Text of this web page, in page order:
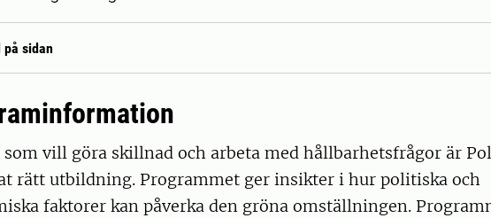
på sidan
som vill göra skillnad och arbeta med hållbarhetsfrågor är
rätt utbildning. Programmet ger insikter i hur politiska och
faktorer kan påverka den gröna omställningen.